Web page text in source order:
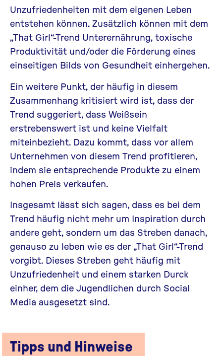
Unzufriedenheiten mit dem eigenen Leben
entstehen können. Zusätzlich können mit dem
„That Girl“-Trend Unterernährung, toxische
Produktivität und/oder die Förderung eines
einseitigen Bilds von Gesundheit einhergehen.
Ein weitere Punkt, der häufig in diesem
Zusammenhang kritisiert wird ist, dass der
Trend suggeriert, dass Weißsein
erstrebenswert ist und keine Vielfalt
miteinbezieht. Dazu kommt, dass vor allem
Unternehmen von diesem Trend profitieren,
indem sie entsprechende Produkte zu einem
hohen Preis verkaufen.
Insgesamt lässt sich sagen, dass es bei dem
Trend häufig nicht mehr um Inspiration durch
andere geht, sondern um das Streben danach,
genauso zu leben wie es der „That Girl“-Trend
vorgibt. Dieses Streben geht häufig mit
Unzufriedenheit und einem starken Durck
einher, dem die Jugendlichen durch Social
Media ausgesetzt sind.
Tipps und Hinweise